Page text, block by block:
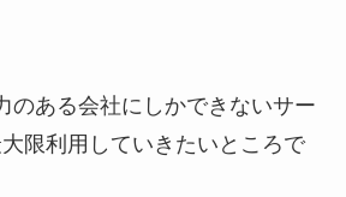
のある会社にしかできないサー
限利用していきたいところで